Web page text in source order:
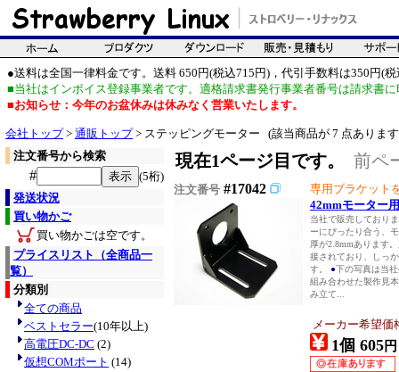
●送料は全国一律料金です。送料 650円(税込715円)，代引手数料は350円(税
■当社はインボイス登録事業者です。適格請求書発行事業者番号は請求書
■お知らせ：今年のお盆休みは休みなく営業いたします。
会社トップ> 通販トップ> ステッピングモーター (該当商品が 7 点ありま
注文番号から検索
#
(5桁)
発送状況
買い物かご
買い物かごは空です。
プライスリスト（全商品一
覧）
分類別
全ての商品
ベストセラー(10年以上)
高電圧DC-DC (2)
仮想COMポート (14)
現在1ページ目です。 前ペ
注文番号 #17042
専用ブラケット
42mmモーター
当社で販売しており
ーにぴったり合う、
厚が2.8mmあります
接されており、しっ
す。 ●下の写真は当
組み合わせた製作見
み立て...
メーカー希望価
1個 605円